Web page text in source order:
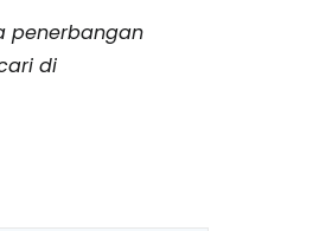
penerbangan
di